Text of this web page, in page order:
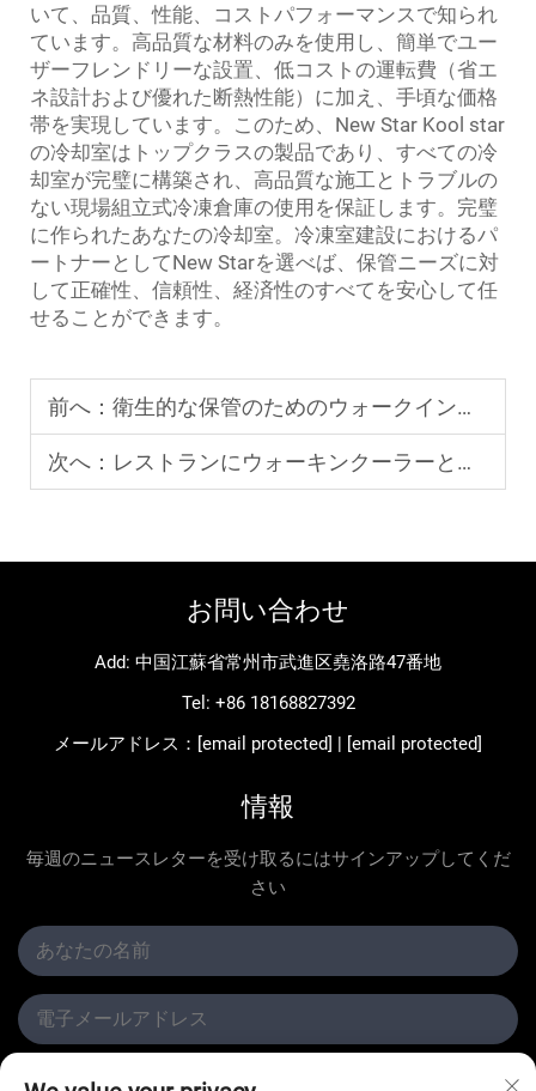
いて、品質、性能、コストパフォーマンスで知られ
ています。高品質な材料のみを使用し、簡単でユー
ザーフレンドリーな設置、低コストの運転費（省エ
ネ設計および優れた断熱性能）に加え、手頃な価格
帯を実現しています。このため、New Star Kool star
の冷却室はトップクラスの製品であり、すべての冷
却室が完璧に構築され、高品質な施工とトラブルの
ない現場組立式冷凍倉庫の使用を保証します。完璧
に作られたあなたの冷却室。冷凍室建設におけるパ
ートナーとしてNew Starを選べば、保管ニーズに対
して正確性、信頼性、経済性のすべてを安心して任
せることができます。
前へ： 衛生的な保管のためのウォークインクーラーパネルで確認すべき点
次へ： レストランにウォーキンクーラーとフリーザーのコンボソリューションが最適な理由
お問い合わせ
Add: 中国江蘇省常州市武進区堯洛路47番地
Tel: +86 18168827392
メールアドレス： [email protected] | [email protected]
情報
毎週のニュースレターを受け取るにはサインアップしてくだ
さい